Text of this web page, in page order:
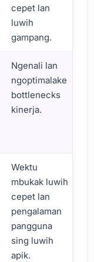
cepet lan
luwih
gampang.
Ngenali lan
ngoptimalake
bottlenecks
kinerja.
Wektu
mbukak luwih
cepet lan
pengalaman
pangguna
sing luwih
apik.